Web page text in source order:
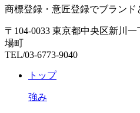
商標登録・意匠登録でブランド
〒104-0033 東京都中央区新川
場町
TEL/03-6773-9040
トップ
強み